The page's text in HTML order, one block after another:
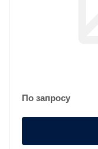
По запросу